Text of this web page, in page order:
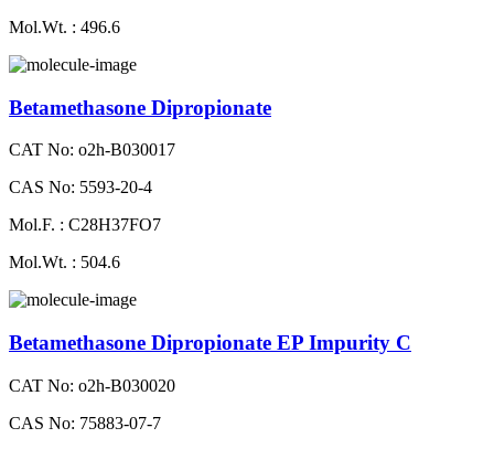
Mol.Wt. : 496.6
Betamethasone Dipropionate
CAT No: o2h-B030017
CAS No: 5593-20-4
Mol.F. : C28H37FO7
Mol.Wt. : 504.6
Betamethasone Dipropionate EP Impurity C
CAT No: o2h-B030020
CAS No: 75883-07-7